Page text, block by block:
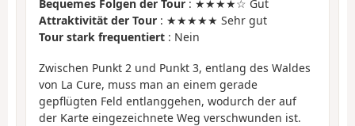
Bequemes Folgen der Tour : ★★★★☆ Gut
Attraktivität der Tour : ★★★★★ Sehr gut
Tour stark frequentiert : Nein
Zwischen Punkt 2 und Punkt 3, entlang des Waldes
von La Cure, muss man an einem gerade
gepflügten Feld entlanggehen, wodurch der auf
der Karte eingezeichnete Weg verschwunden ist.